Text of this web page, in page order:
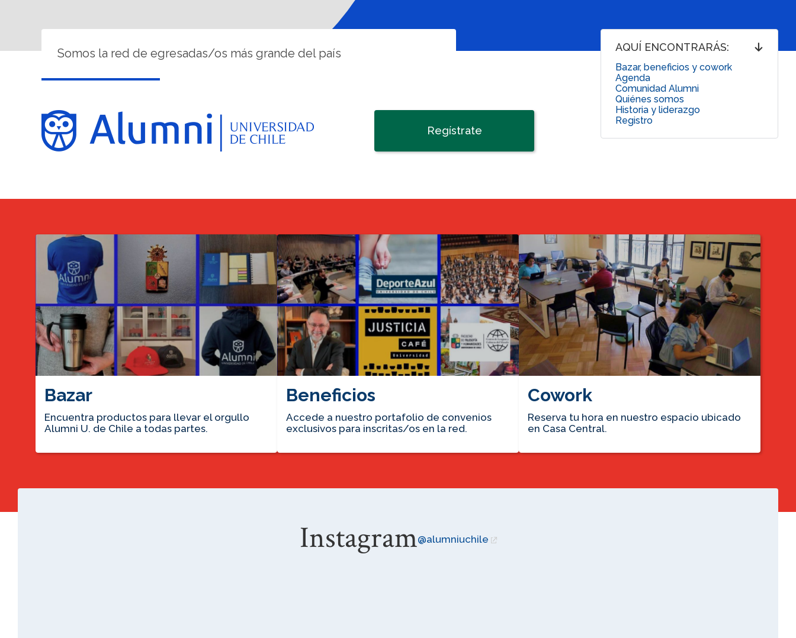
Somos la red de egresadas/os más grande del país AQUÍ ENCONTRARÁS:
Bazar, beneficios y cowork
Agenda
Comunidad Alumni
Quiénes somos
Historia y liderazgo
Registro
Regístrate
Bazar, beneficios y cowork
Bazar
Encuentra productos para llevar el orgullo
Alumni U. de Chile a todas partes.
Beneficios
Accede a nuestro portafolio de convenios
exclusivos para inscritas/os en la red.
Cowork
Reserva tu hora en nuestro espacio ubicado
en Casa Central.
Instagram@alumniuchile